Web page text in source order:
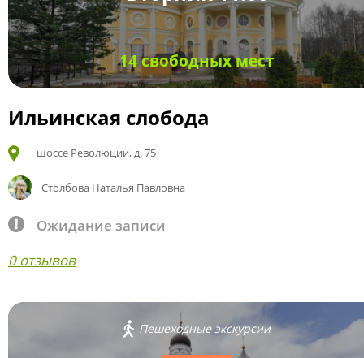
14 свободных мест
Ильинская слобода
шоссе Революции, д. 75
Столбова Наталья Павловна
Ожидание записи
0 отзывов
Пешеходные экскурсии